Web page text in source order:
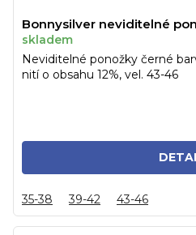
Bonnysilver neviditelné
skladem
Neviditelné ponožky černé
nití o obsahu 12%, vel. 43-46
35-38 39-42 43-46